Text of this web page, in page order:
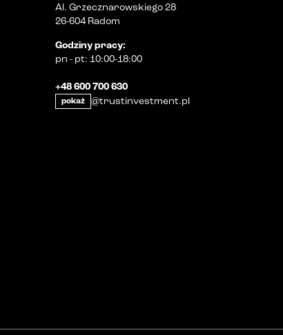
Al. Grzecznarowskiego 28
26-604 Radom
Godziny pracy:
pn - pt: 10:00-18:00
+48 600 700 630
pokaż @trustinvestment.pl